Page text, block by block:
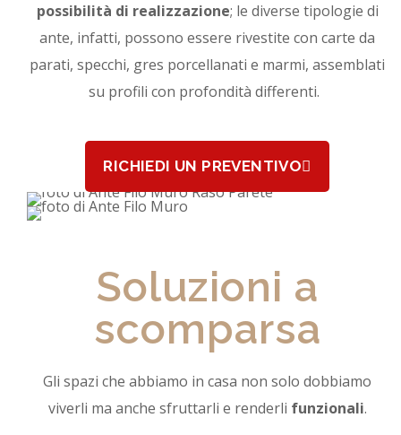
possibilità di realizzazione; le diverse tipologie di
ante, infatti, possono essere rivestite con carte da
parati, specchi, gres porcellanati e marmi, assemblati
su profili con profondità differenti.
RICHIEDI UN PREVENTIVO
Soluzioni a
scomparsa
Gli spazi che abbiamo in casa non solo dobbiamo
viverli ma anche sfruttarli e renderli funzionali.